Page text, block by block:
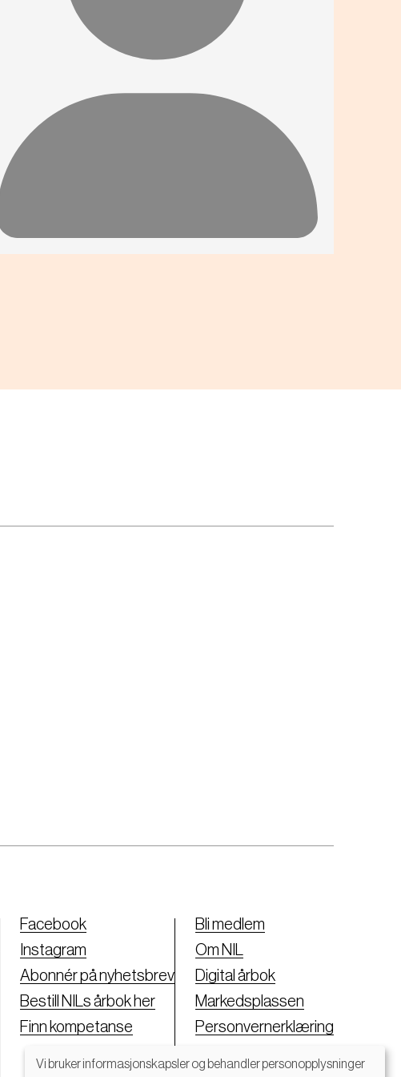
Facebook
Instagram
Abonnér på nyhetsbrev
Bestill NILs årbok her
Finn kompetanse
Bli medlem
Om NIL
Digital årbok
Markedsplassen
Personvernerklæring
Vi bruker informasjonskapsler og behandler personopplysninger